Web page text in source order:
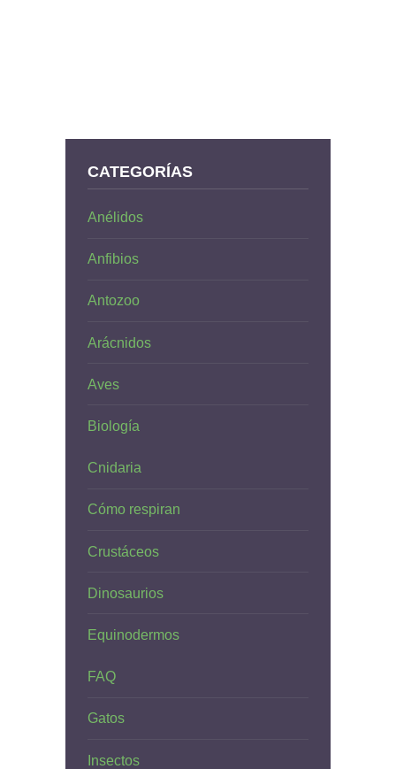
CATEGORÍAS
Anélidos
Anfibios
Antozoo
Arácnidos
Aves
Biología
Cnidaria
Cómo respiran
Crustáceos
Dinosaurios
Equinodermos
FAQ
Gatos
Insectos